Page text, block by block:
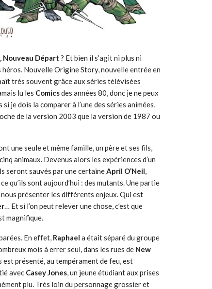
Nouveau Départ ? Et bien il s’agit ni plus ni
Nouvelle Origine Story, nouvelle entrée en
très souvent grâce aux séries télévisées
lu les Comicsdes années 80, donc je ne peux
je dois la comparer à l’une des séries animées,
de la version 2003 que la version de 1987 ou
une seule et même famille, un père et ses fils,
animaux. Devenus alors les expériences d’un
seront sauvés par une certaineApril O’Neil,
qu’ils sont aujourd’hui : des mutants. Une partie
nous présenter les différents enjeux. Qui est
… Et si l’on peut relever une chose, c’est que
magnifique.
En effet, Raphael a était séparé du groupe
mois à errer seul, dans les rues de New
présenté, au tempérament de feu, est
avec Casey Jones, un jeune étudiant aux prises
plu. Très loin du personnage grossier et